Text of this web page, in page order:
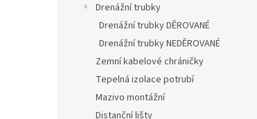
Drenážní trubky
Drenážní trubky DĚROVANÉ
Drenážní trubky NEDĚROVANÉ
Zemní kabelové chráničky
Tepelná izolace potrubí
Mazivo montážní
Distanční lišty